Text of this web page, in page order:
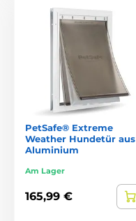
PetSafe® Extreme
Weather Hundetür aus
Aluminium
Am Lager
165,99 €